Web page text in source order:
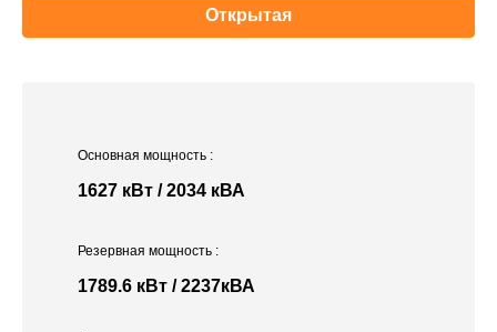
Открытая
Основная мощность :
1627 кВт / 2034 кВА
Резервная мощность :
1789.6 кВт / 2237кВА